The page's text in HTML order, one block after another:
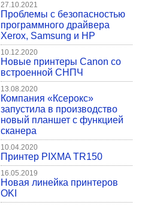
27.10.2021
Проблемы с безопасностью
программного драйвера
Xerox, Samsung и HP
10.12.2020
Новые принтеры Canon со
встроенной СНПЧ
13.08.2020
Компания «Ксерокс»
запустила в производство
новый планшет с функцией
сканера
10.04.2020
Принтер PIXMA TR150
16.05.2019
Новая линейка принтеров
OKI